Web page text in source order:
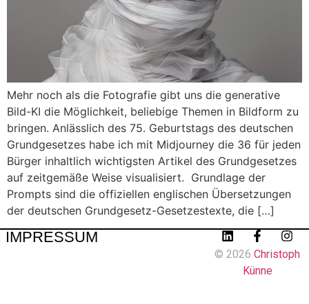
Mehr noch als die Fotografie gibt uns die generative
Bild-KI die Möglichkeit, beliebige Themen in Bildform zu
bringen. Anlässlich des 75. Geburtstags des deutschen
Grundgesetzes habe ich mit Midjourney die 36 für jeden
Bürger inhaltlich wichtigsten Artikel des Grundgesetzes
auf zeitgemäße Weise visualisiert. Grundlage der
Prompts sind die offiziellen englischen Übersetzungen
der deutschen Grundgesetz-Gesetzestexte, die […]
IMPRESSUM
© 2026Christoph
Künne